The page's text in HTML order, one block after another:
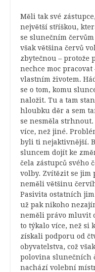
Měli tak své
největší stříškou,
se slunečním
však většina červů
zbytečnou – protože
nechce moc
vlastním životem.
se o tom, komu
naložit. Tu a tam
hloubku děr a sem
se nesměla strhnout.
více, než jiné.
byli ti nejaktivnější.
sluncem dojít ke
čela zástupců svého
volby. Zvítězit se jim
neměli většinu
Pasivita ostatních
už pak nikoho
neměli právo mluvit
to týkalo více, než si
získali podporu od
obyvatelstva, což
polovina slunečních
nachází volební